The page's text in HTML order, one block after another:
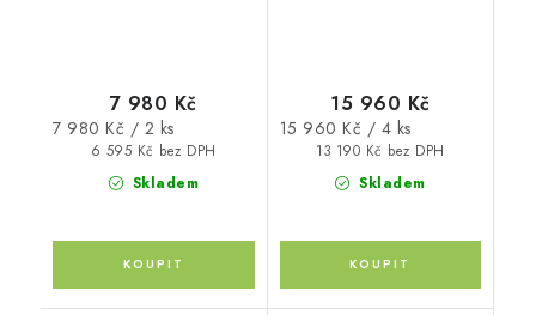
Skladem
6 595 Kč bez DPH
7 980 Kč
Měrná
7 980 Kč / 2 ks
Skladem
13 190 Kč bez DPH
15 960 Kč
Měrná
cena:
15 960 Kč / 4 ks